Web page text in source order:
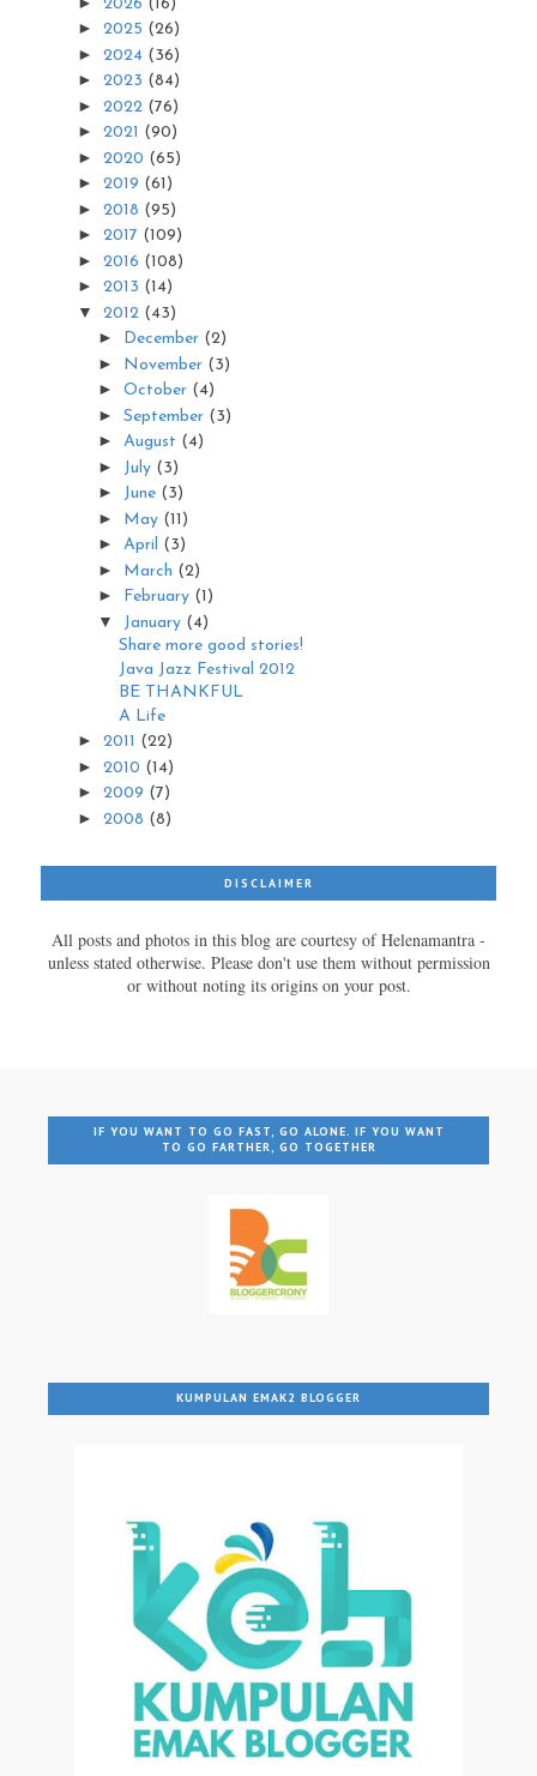
2026 (16)
► 2025 (26)
► 2024 (36)
► 2023 (84)
► 2022 (76)
► 2021 (90)
► 2020 (65)
► 2019 (61)
► 2018 (95)
► 2017 (109)
► 2016 (108)
► 2013 (14)
▼ 2012 (43)
► December (2)
► November (3)
► October (4)
► September (3)
► August (4)
► July (3)
► June (3)
► May (11)
► April (3)
► March (2)
► February (1)
▼ January (4)
Share more good stories!
Java Jazz Festival 2012
BE THANKFUL
A Life
► 2011 (22)
► 2010 (14)
► 2009 (7)
► 2008 (8)
DISCLAIMER
All posts and photos in this blog are courtesy of Helenamantra -
unless stated otherwise. Please don't use them without permission
or without noting its origins on your post.
IF YOU WANT TO GO FAST, GO ALONE. IF YOU WANT
TO GO FARTHER, GO TOGETHER
KUMPULAN EMAK2 BLOGGER